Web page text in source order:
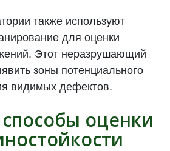
также используют
для оценки
Этот неразрушающий
зоны потенциального
видимых дефектов.
оценки